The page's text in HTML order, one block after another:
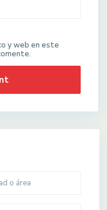
y web en este